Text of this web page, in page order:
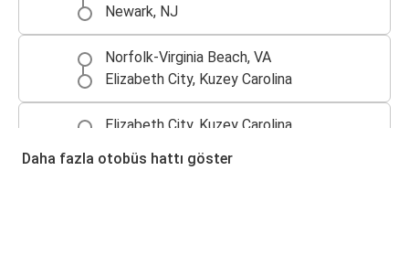
Newark, NJ
Norfolk-Virginia Beach, VA
Elizabeth City, Kuzey Carolina
Elizabeth City, Kuzey Carolina
Daha fazla otobüs hattı göster